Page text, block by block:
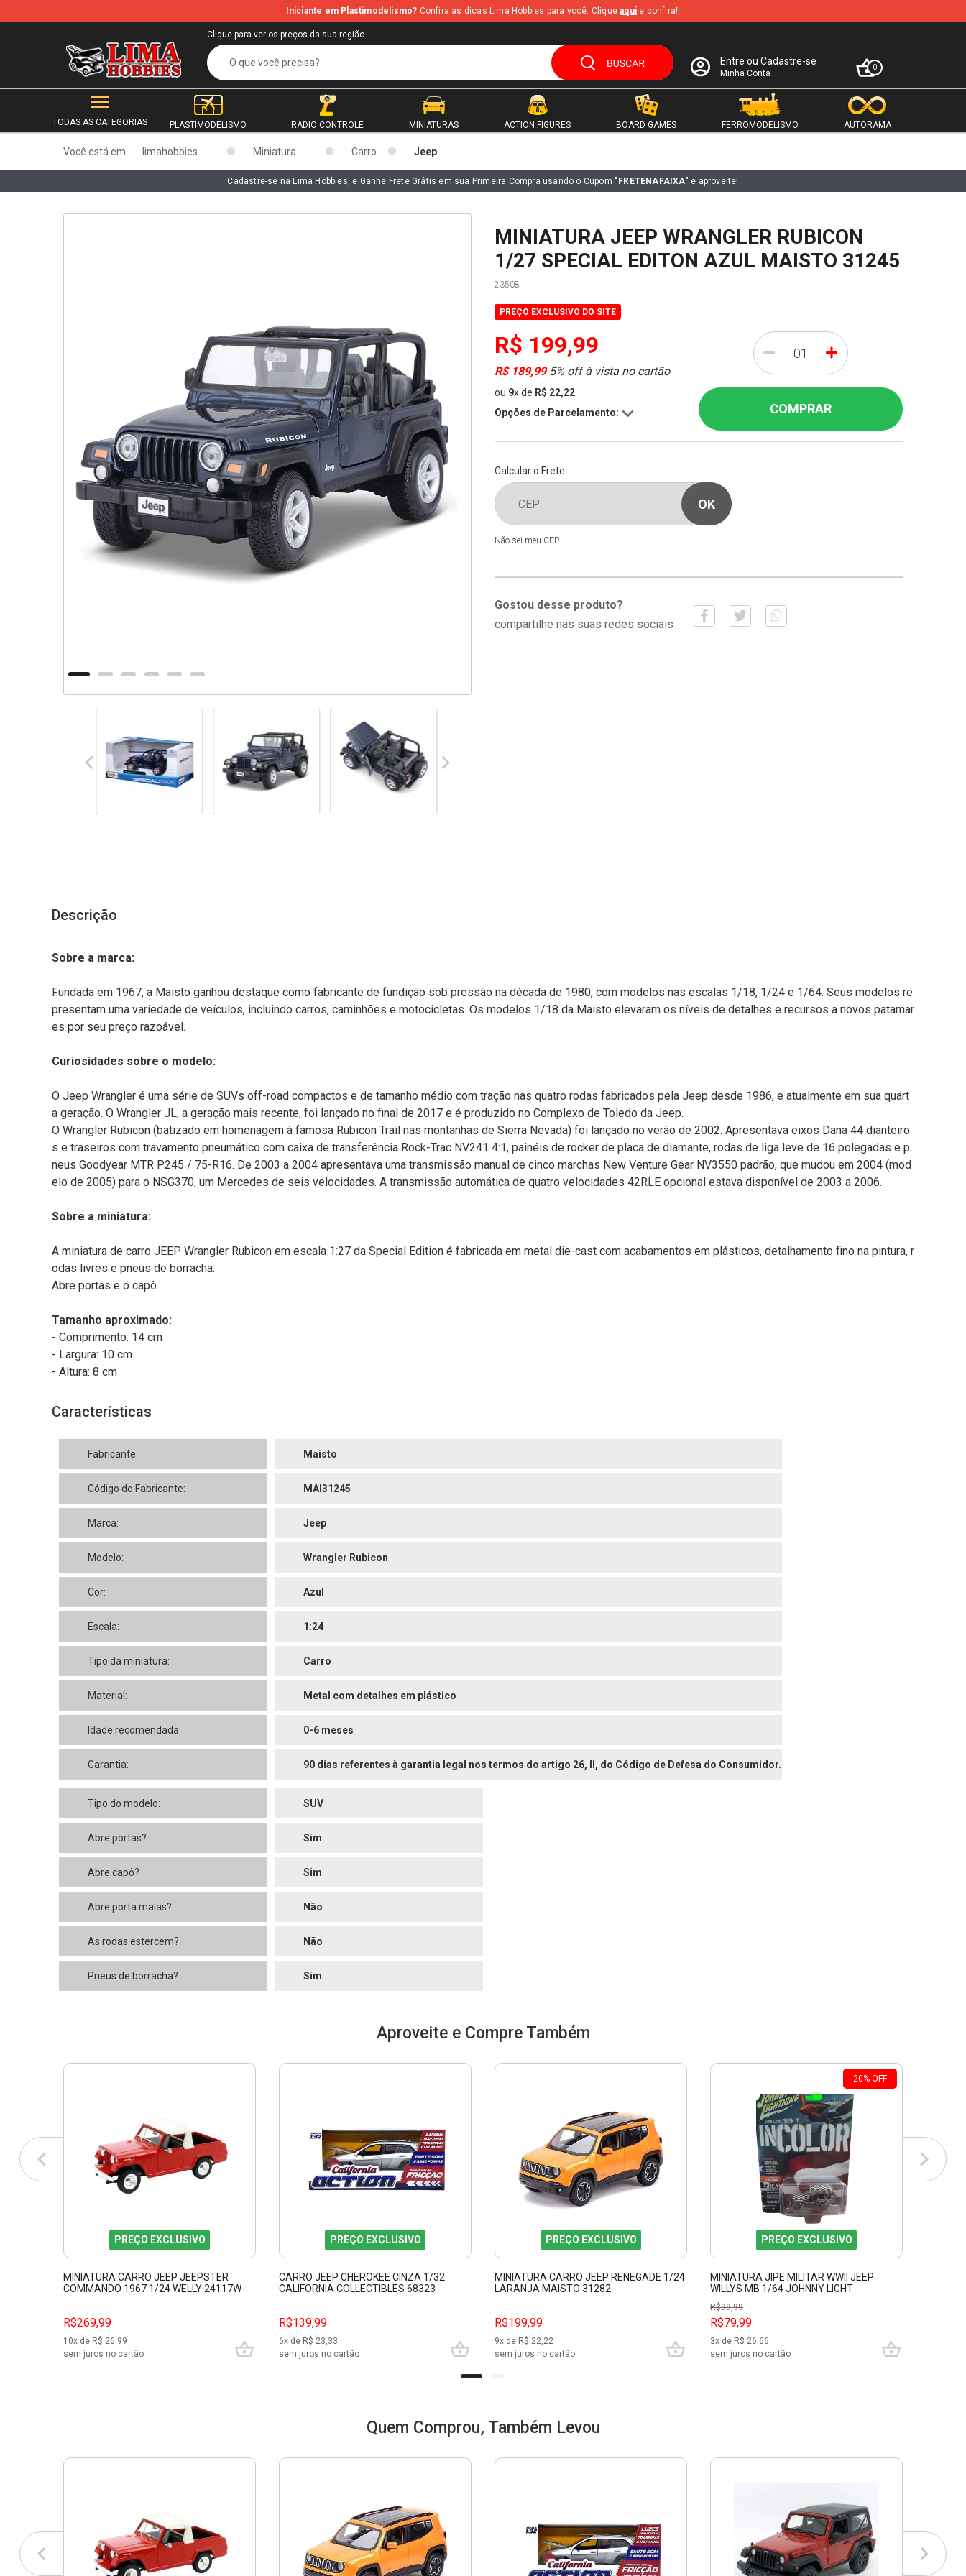
b
Iniciante em Plastimodelismo? Confira as dicas Lima Hobbies para você. Cliqueaqui e confira!!
Clique para ver os preços da sua região
Entre ou Cadastre-se
Minha Conta
0
TODAS AS CATEGORIAS PLASTIMODELISMO RADIO CONTROLE MINIATURAS ACTION FIGURES BOARD GAMES FERROMODELISMO AUTORAMA
Você está em: limahobbies Miniatura Carro Jeep
Cadastre-se na Lima Hobbies, e Ganhe Frete Grátis em sua Primeira Compra usando o Cupom "FRETENAFAIXA" e aproveite!
MINIATURA JEEP WRANGLER RUBICON
1/27 SPECIAL EDITON AZUL MAISTO 31245
23508
PREÇO EXCLUSIVO DO SITE
R$ 199,99
R$ 189,995% off à vista no cartão
ou 9xde R$ 22,22
Opções de Parcelamento:
- +
COMPRAR
Calcular o Frete
Não sei meu CEP
Gostou desse produto?
compartilhe nas suas redes sociais
Descrição
Sobre a marca:
Fundada em 1967, a Maisto ganhou destaque como fabricante de fundição sob pressão na década de 1980, com modelos nas escalas 1/18, 1/24 e 1/64. Seus modelos re
presentam uma variedade de veículos, incluindo carros, caminhões e motocicletas. Os modelos 1/18 da Maisto elevaram os níveis de detalhes e recursos a novos patamar
es por seu preço razoável.
Curiosidades sobre o modelo:
O Jeep Wrangler é uma série de SUVs off-road compactos e de tamanho médio com tração nas quatro rodas fabricados pela Jeep desde 1986, e atualmente em sua quart
a geração. O Wrangler JL, a geração mais recente, foi lançado no final de 2017 e é produzido no Complexo de Toledo da Jeep.
O Wrangler Rubicon (batizado em homenagem à famosa Rubicon Trail nas montanhas de Sierra Nevada) foi lançado no verão de 2002. Apresentava eixos Dana 44 dianteiro
s e traseiros com travamento pneumático com caixa de transferência Rock-Trac NV241 4:1, painéis de rocker de placa de diamante, rodas de liga leve de 16 polegadas e p
neus Goodyear MTR P245 / 75-R16. De 2003 a 2004 apresentava uma transmissão manual de cinco marchas New Venture Gear NV3550 padrão, que mudou em 2004 (mod
elo de 2005) para o NSG370, um Mercedes de seis velocidades. A transmissão automática de quatro velocidades 42RLE opcional estava disponível de 2003 a 2006.
Sobre a miniatura:
A miniatura de carro JEEP Wrangler Rubicon em escala 1:27 da Special Edition é fabricada em metal die-cast com acabamentos em plásticos, detalhamento fino na pintura, r
odas livres e pneus de borracha.
Abre portas e o capô.
Tamanho aproximado:
- Comprimento: 14 cm
- Largura: 10 cm
- Altura: 8 cm
Características
Fabricante: Maisto
Código do Fabricante: MAI31245
Marca: Jeep
Modelo: Wrangler Rubicon
Cor: Azul
Escala: 1:24
Tipo da miniatura: Carro
Material: Metal com detalhes em plástico
Idade recomendada: 0-6 meses
Garantia: 90 dias referentes à garantia legal nos termos do artigo 26, II, do Código de Defesa do Consumidor.
Tipo do modelo: SUV
Abre portas? Sim
Abre capô? Sim
Abre porta malas? Não
As rodas estercem? Não
Pneus de borracha? Sim
Aproveite e Compre Também
PREÇO EXCLUSIVO
MINIATURA CARRO JEEP JEEPSTER
COMMANDO 1967 1/24 WELLY 24117W
R$269,99
10x de R$ 26,99
sem juros no cartão
PREÇO EXCLUSIVO
CARRO JEEP CHEROKEE CINZA 1/32
CALIFORNIA COLLECTIBLES 68323
R$139,99
6x de R$ 23,33
sem juros no cartão
PREÇO EXCLUSIVO
MINIATURA CARRO JEEP RENEGADE 1/24
LARANJA MAISTO 31282
R$199,99
9x de R$ 22,22
sem juros no cartão
20% OFF
PREÇO EXCLUSIVO
MINIATURA JIPE MILITAR WWII JEEP
WILLYS MB 1/64 JOHNNY LIGHT
R$99,99
R$79,99
3x de R$ 26,66
sem juros no cartão
Quem Comprou, Também Levou